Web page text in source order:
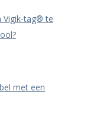
Vigik-tag® te
met een